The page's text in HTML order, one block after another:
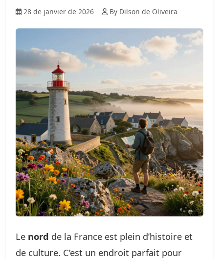
28 de janvier de 2026 By Dilson de Oliveira
Le nord de la France est plein d’histoire et
de culture. C’est un endroit parfait pour